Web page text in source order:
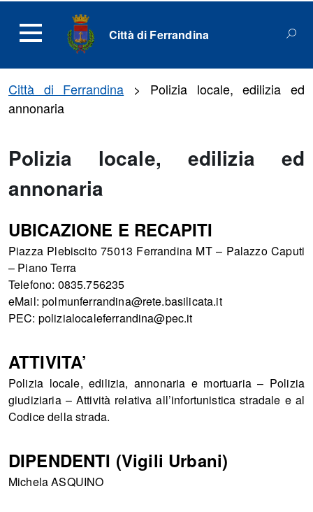
Città di Ferrandina
Città di Ferrandina > Polizia locale, edilizia ed
annonaria
Polizia locale, edilizia ed
annonaria
UBICAZIONE E RECAPITI
Piazza Plebiscito 75013 Ferrandina MT – Palazzo Caputi
– Piano Terra
Telefono: 0835.756235
eMail: polmunferrandina@rete.basilicata.it
PEC: polizialocaleferrandina@pec.it
ATTIVITA’
Polizia locale, edilizia, annonaria e mortuaria – Polizia
giudiziaria – Attività relativa all’infortunistica stradale e al
Codice della strada.
DIPENDENTI (Vigili Urbani)
Michela ASQUINO